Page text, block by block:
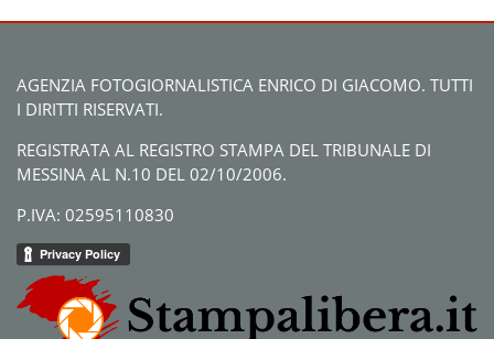
AGENZIA FOTOGIORNALISTICA ENRICO DI GIACOMO. TUTTI
I DIRITTI RISERVATI.
REGISTRATA AL REGISTRO STAMPA DEL TRIBUNALE DI
MESSINA AL N.10 DEL 02/10/2006.
P.IVA: 02595110830